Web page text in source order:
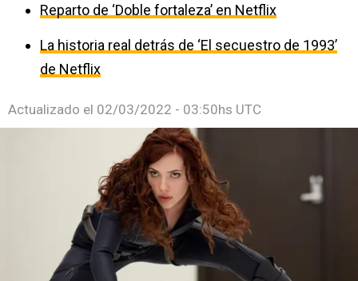
Reparto de ‘Doble fortaleza’ en Netflix
La historia real detrás de ‘El secuestro de 1993’
de Netflix
Actualizado el 02/03/2022 - 03:50hs UTC